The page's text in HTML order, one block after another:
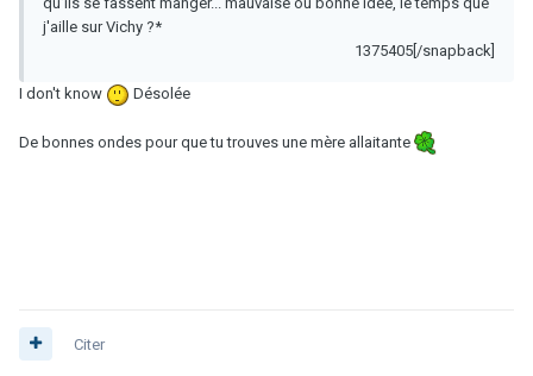
j'aille sur Vichy ?*
1375405[/snapback]
I don't know Désolée
De bonnes ondes pour que tu trouves une mère allaitante
Citer